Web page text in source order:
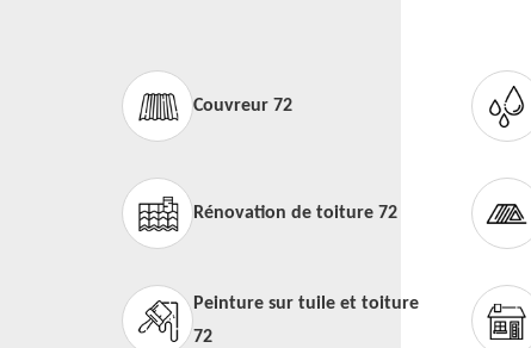
Couvreur 72
Rénovation de toiture 72
Peinture sur tuile et toiture
72